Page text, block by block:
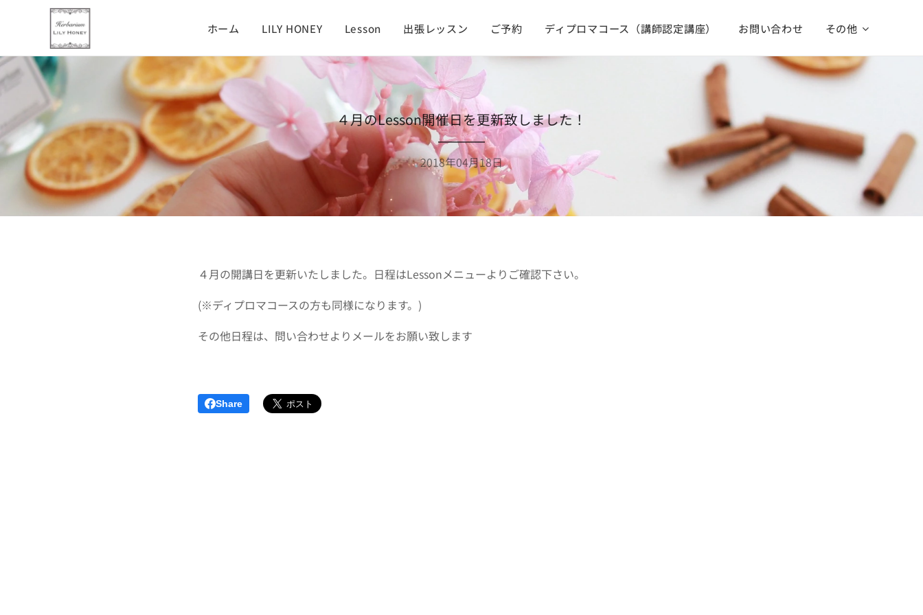
ホーム LILY HONEY Lesson 出張レッスン ご予約 ディプロマコース（講師認定講座） お問い合わせ その他
４月のLesson開催日を更新致しました！
2018年04月18日
４月の開講日を更新いたしました。日程はLessonメニューよりご確認下さい。
(※ディプロマコースの方も同様になります。)
その他日程は、問い合わせよりメールをお願い致します
Share